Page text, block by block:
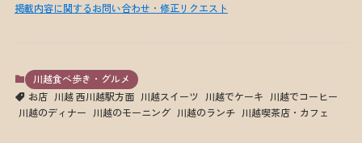
掲載内容に関するお問い合わせ・修正リクエスト
川越食べ歩き・グルメ
お店
川越 西川越駅方面 川越スイーツ 川越でケーキ
川越でコーヒー
川越のディナー
川越のモーニング 川越のランチ 川越喫茶店・カフェ